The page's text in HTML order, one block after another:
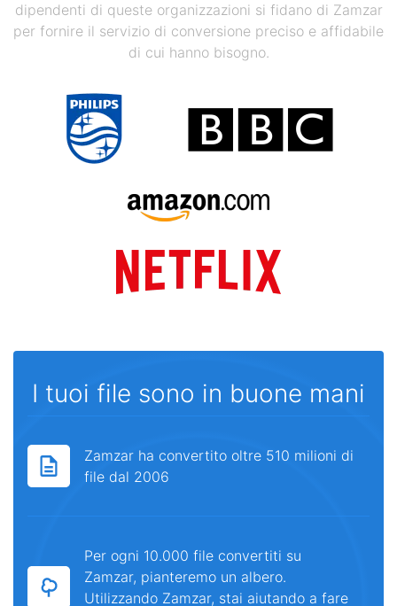
dipendenti di queste organizzazioni si fidano di Zamzar
per fornire il servizio di conversione preciso e affidabile
di cui hanno bisogno.
I tuoi file sono in buone mani
Zamzar ha convertito oltre 510 milioni di
file dal 2006
Per ogni 10.000 file convertiti su
Zamzar, pianteremo un albero.
Utilizzando Zamzar, stai aiutando a fare